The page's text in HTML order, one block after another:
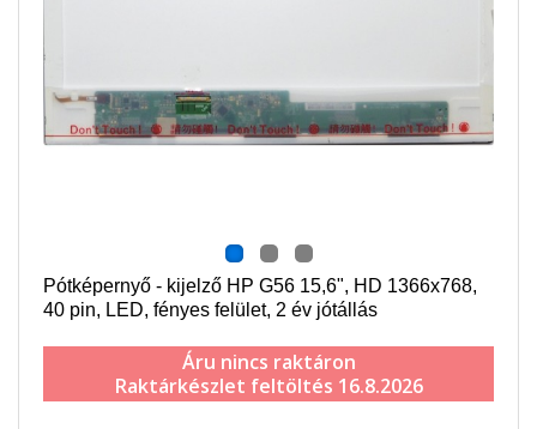
Pótképernyő - kijelző HP G56 15,6", HD 1366x768,
40 pin, LED, fényes felület, 2 év jótállás
Áru nincs raktáron
Raktárkészlet feltöltés 16.8.2026